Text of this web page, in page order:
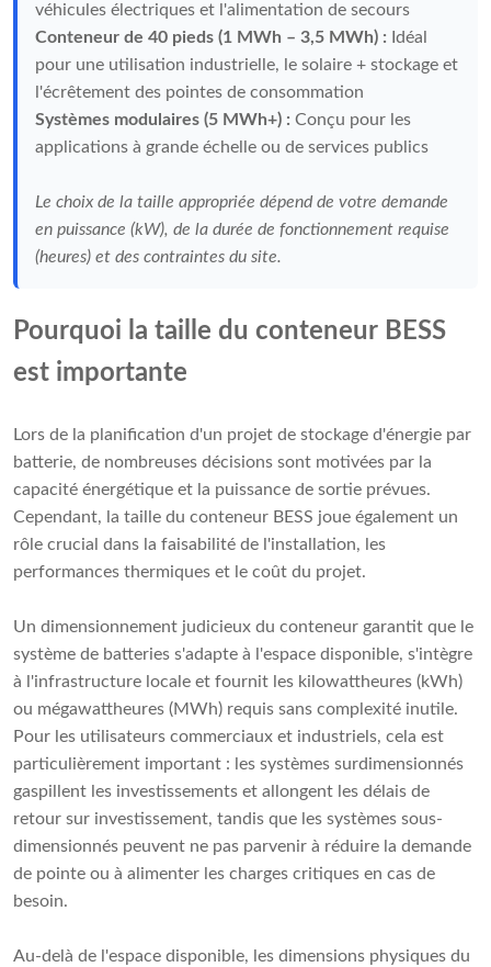
véhicules électriques et l'alimentation de secours
Conteneur de 40 pieds (1 MWh – 3,5 MWh) : Idéal
pour une utilisation industrielle, le solaire + stockage et
l'écrêtement des pointes de consommation
Systèmes modulaires (5 MWh+) : Conçu pour les
applications à grande échelle ou de services publics
Le choix de la taille appropriée dépend de votre demande
en puissance (kW), de la durée de fonctionnement requise
(heures) et des contraintes du site.
Pourquoi la taille du conteneur BESS
est importante
Lors de la planification d'un projet de stockage d'énergie par
batterie, de nombreuses décisions sont motivées par la
capacité énergétique et la puissance de sortie prévues.
Cependant, la taille du conteneur BESS joue également un
rôle crucial dans la faisabilité de l'installation, les
performances thermiques et le coût du projet.
Un dimensionnement judicieux du conteneur garantit que le
système de batteries s'adapte à l'espace disponible, s'intègre
à l'infrastructure locale et fournit les kilowattheures (kWh)
ou mégawattheures (MWh) requis sans complexité inutile.
Pour les utilisateurs commerciaux et industriels, cela est
particulièrement important : les systèmes surdimensionnés
gaspillent les investissements et allongent les délais de
retour sur investissement, tandis que les systèmes sous-
dimensionnés peuvent ne pas parvenir à réduire la demande
de pointe ou à alimenter les charges critiques en cas de
besoin.
Au-delà de l'espace disponible, les dimensions physiques du